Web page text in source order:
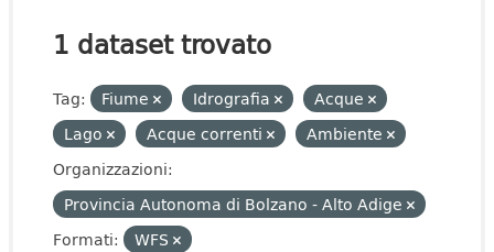
1 dataset trovato
Tag: Fiume Idrografia
Acque
Lago
Acque correnti
Ambiente
Organizzazioni:
Provincia Autonoma di Bolzano - Alto Adige
Formati:
WFS